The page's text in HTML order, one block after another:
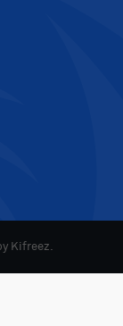
Kifreez.